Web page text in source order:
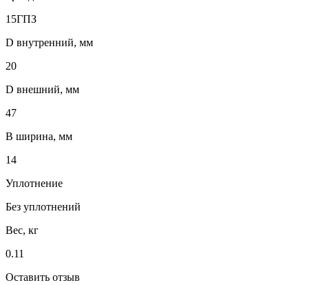
15ГПЗ
D внутренний, мм
20
D внешний, мм
47
B ширина, мм
14
Уплотнение
Без уплотнений
Вес, кг
0.11
Оставить отзыв